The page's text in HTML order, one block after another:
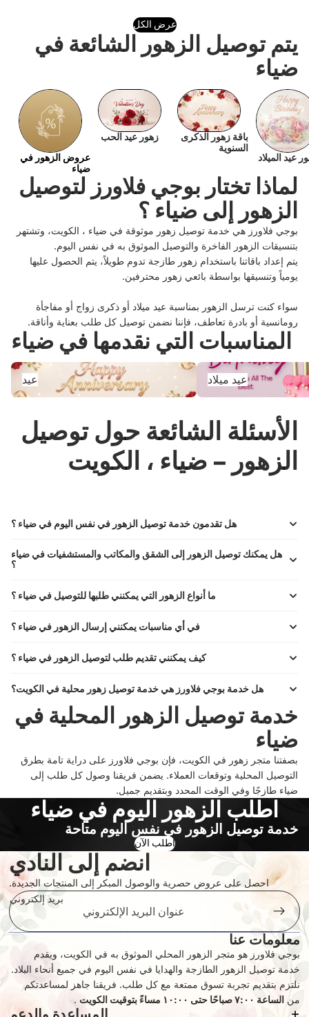
عرض الكل
يتم توصيل الزهور الشائعة في
ضياء
عروض الزهور في
ضياء
زهور عيد الحب
باقة زهور الذكرى
السنوية
عيد الميلاد
لماذا تختار بوجي فلاورز لتوصيل
الزهور إلى ضياء ؟
بوجي فلاورز هي خدمة توصيل زهور موثوقة في ضياء ، الكويت، وتشتهر
بتنسيقات الزهور الفاخرة والتوصيل الموثوق به في نفس اليوم.
يتم إعداد باقاتنا باستخدام زهور طازجة تدوم طويلاً، يتم الحصول عليها
يومياً وتنسيقها بواسطة بائعي زهور محترفين.
سواء كنت ترسل الزهور بمناسبة عيد ميلاد أو ذكرى زواج أو مفاجأة
رومانسية أو بادرة تعاطف، فإننا نضمن توصيل كل طلب بعناية وأناقة.
المناسبات التي نقدمها في ضياء
عيد
عيد
عيد ميلاد
عيد ميلاد
الأسئلة الشائعة حول توصيل
الزهور – ضياء ، الكويت
هل تقدمون خدمة توصيل الزهور في نفس اليوم في ضياء ؟
هل يمكنك توصيل الزهور إلى الشقق والمكاتب والمستشفيات في ضياء
؟
ما أنواع الزهور التي يمكنني طلبها للتوصيل في ضياء ؟
في أي مناسبات يمكنني إرسال الزهور في ضياء ؟
كيف يمكنني تقديم طلب لتوصيل الزهور في ضياء ؟
هل خدمة بوجي فلاورز هي خدمة توصيل زهور محلية في الكويت؟
خدمة توصيل الزهور المحلية في
ضياء
بصفتنا متجر زهور في الكويت، فإن بوجي فلاورز على دراية تامة بطرق
التوصيل المحلية وتوقعات العملاء. يضمن فريقنا وصول كل طلب إلى
ضياء طازجًا وفي الوقت المحدد وبتقديم جميل.
اطلب الزهور اليوم في ضياء
خدمة توصيل الزهور في نفس اليوم متاحة
اطلب الآن
انضم إلى النادي
احصل على عروض حصرية والوصول المبكر إلى المنتجات الجديدة.
بريد إلكتروني
معلومات عنا
بوجي فلاورز هو متجر الزهور المحلي الموثوق به في الكويت، ويقدم
خدمة توصيل الزهور الطازجة والهدايا في نفس اليوم في جميع أنحاء البلاد.
نلتزم بتقديم تجربة تسوق ممتعة مع كل طلب. فريقنا جاهز لمساعدتكم
من الساعة ٧:٠٠ صباحًا حتى ١٠:٠٠ مساءً بتوقيت الكويت .
سياسة الخصوصية
سياسة الاسترجاع
شروط الخدمة